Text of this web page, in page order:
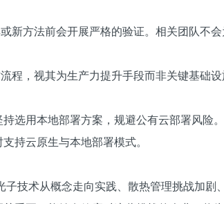
新方法前会开展严格的验证。相关团队不
程，视其为生产力提升手段而非关键基础设
选用本地部署方案，规避公有云部署风险
持云原生与本地部署模式。
技术从概念走向实践、散热管理挑战加剧